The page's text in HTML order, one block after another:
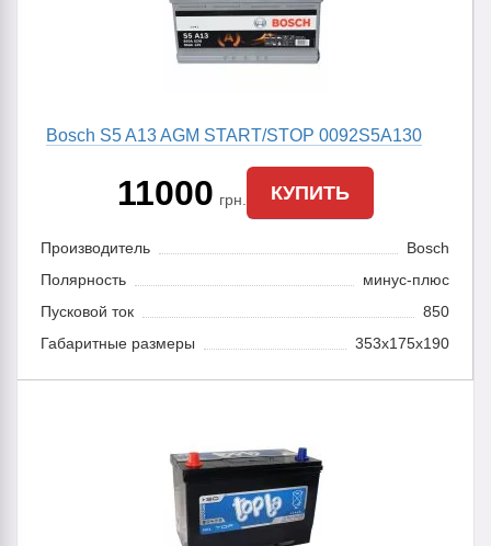
Bosch S5 A13 AGM START/STOP 0092S5A130
11000 грн. КУПИТЬ
Производитель
Bosch
Полярность
минус-плюс
Пусковой ток
850
Габаритные размеры
353x175x190